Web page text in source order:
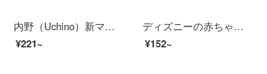
内野（Uchino）新マシュマロの角巾純綿の小さい正方形のタオルは顔を洗って厚い顔をして、手触りを厚くして、心地良い黄色のタオルをプラスします。
¥221~
ディズニーの赤ちゃん（Dispney Baby）Aクラスの純綿6階のガーゼのよだれタオル赤ちゃんの精密梳綿の洗顔タオルの新生児のハンカチは3つの服を洗うことができます。
¥152~